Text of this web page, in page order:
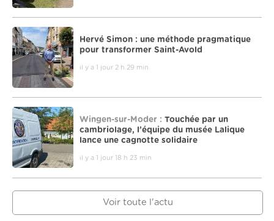
Hervé Simon : une méthode pragmatique
pour transformer Saint-Avold
il y a 1 jour 2 h 29 min
Wingen-sur-Moder : Touchée par un
cambriolage, l’équipe du musée Lalique
lance une cagnotte solidaire
il y a 1 jour 18 h 23 min
Voir toute l'actu